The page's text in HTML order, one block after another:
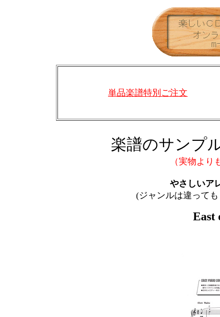
単品楽譜特別ご注文
楽譜のサン
（実物よ
やさしいア
(ジャンルは違って
East